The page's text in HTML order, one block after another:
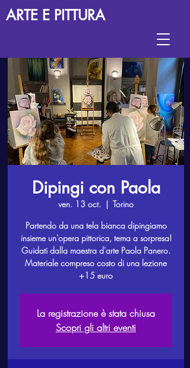
ARTE E PITTURA
Dipingi con Paola
ven. 13 oct.
  |
Torino
Partendo da una tela bianca dipingiamo
insieme un'opera pittorica, tema a sorpresa!
Guidati dalla maestra d'arte Paola Panero.
Materiale compreso costo di una lezione
+15 euro
La registrazione è stata chiusa
Scopri gli altri eventi